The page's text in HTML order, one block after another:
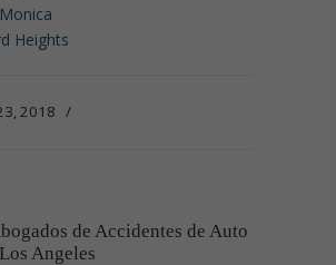
Heights
2018 /
de Accidentes de Auto
Angeles